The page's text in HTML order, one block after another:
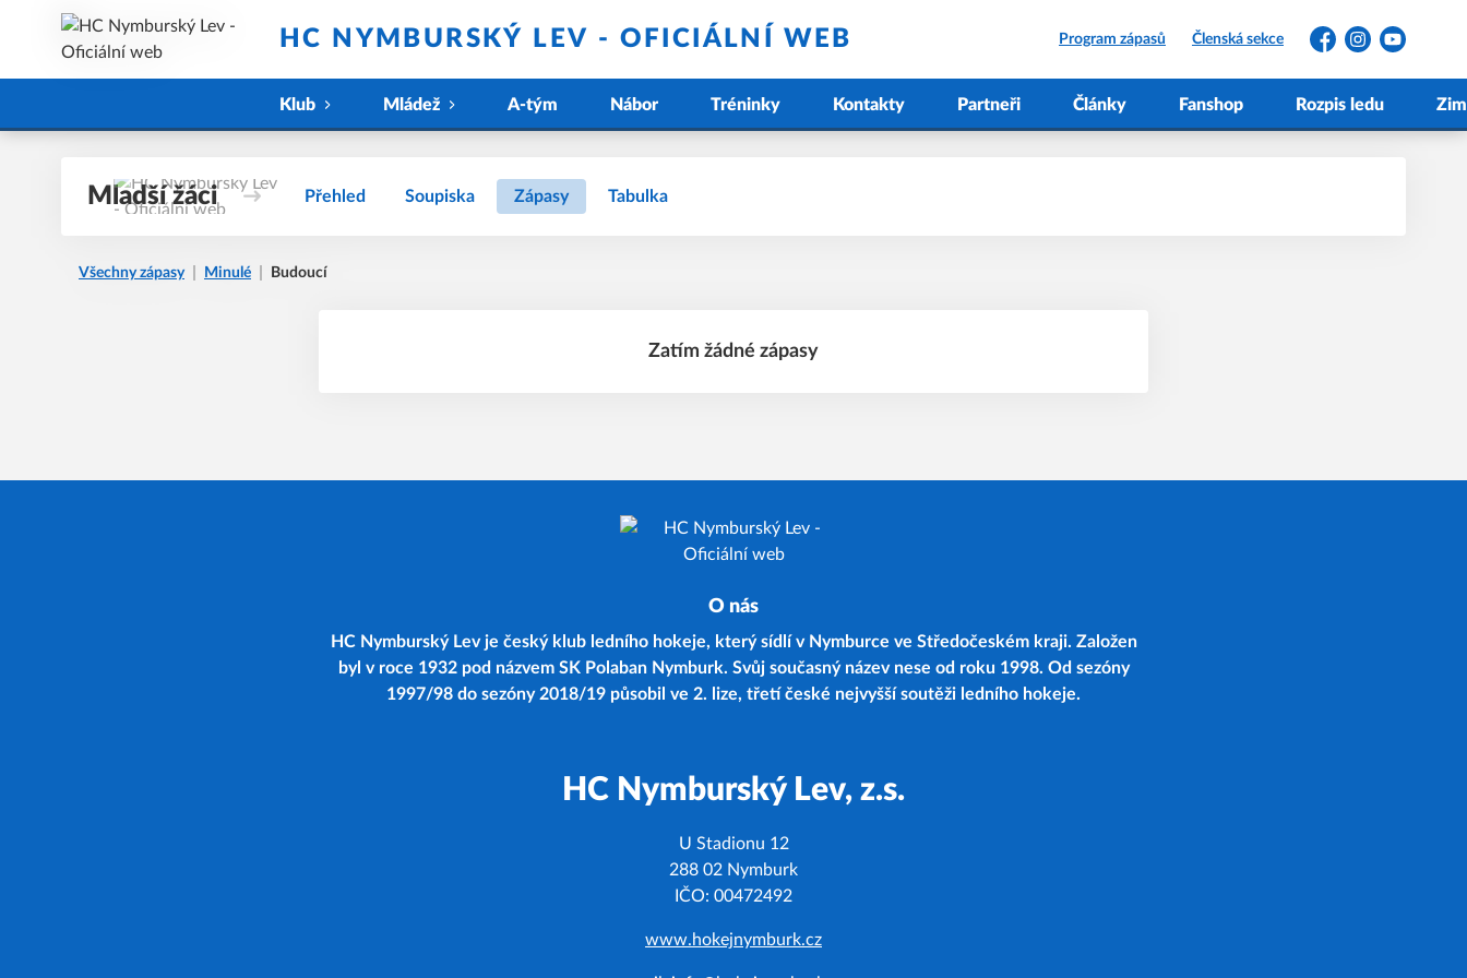
HC NYMBURSKÝ LEV - OFICIÁLNÍ WEB Program zápasů Členská sekce
FacebookInstagramYouTube
Klub Mládež A-tým Nábor Tréninky Kontakty Partneři Články Fanshop Rozpis ledu
Mladší žáci Přehled Soupiska Zápasy Tabulka
Všechny zápasy Minulé Budoucí
Zatím žádné zápasy
O nás
HC Nymburský Lev je český klub ledního hokeje, který sídlí v Nymburce ve Středočeském kraji. Založen
byl v roce 1932 pod názvem SK Polaban Nymburk. Svůj současný název nese od roku 1998. Od sezóny
1997/98 do sezóny 2018/19 působil ve 2. lize, třetí české nejvyšší soutěži ledního hokeje.
HC Nymburský Lev, z.s.
U Stadionu 12
288 02 Nymburk
IČO: 00472492
www.hokejnymburk.cz